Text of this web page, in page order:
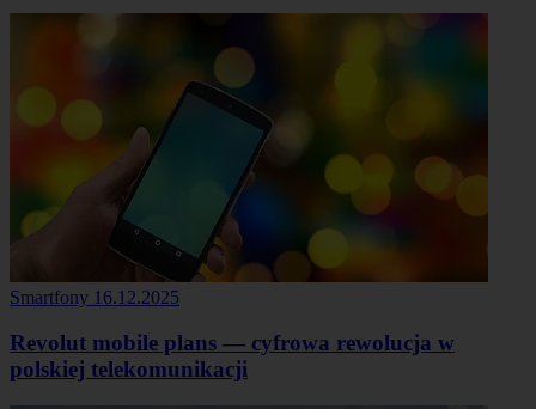
Smartfony 16.12.2025
Revolut mobile plans — cyfrowa rewolucja w
polskiej telekomunikacji